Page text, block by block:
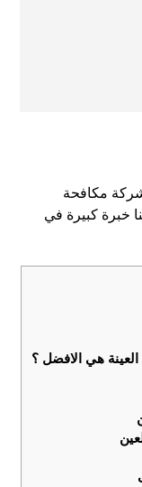
شركة مكافحة
خبرة كبيرة في
هي الافضل ؟